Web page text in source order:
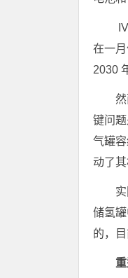
在一
2030
键问
气罐
动了
储氢
的，